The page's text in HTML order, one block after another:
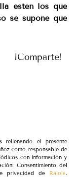
estén los que
se supone que
¡Comparte!
rellenando el presente
como responsable de
con información y
Consentimiento del
privacidad de Raiola.